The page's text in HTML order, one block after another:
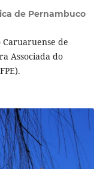
de Pernambuco
Caruaruense de
Associada do